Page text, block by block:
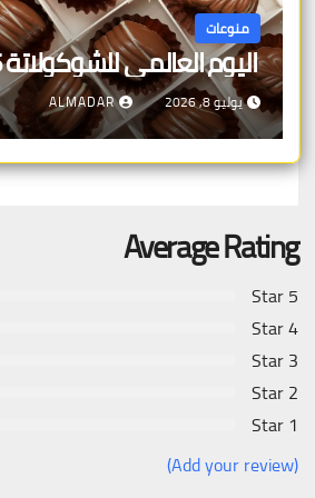
منوعات
اليوم العالمي للشوكولاتة 2026
يوليو 8, 2026 ALMADAR
Average Rating
5 Star
4 Star
3 Star
2 Star
1 Star
(Add your review)